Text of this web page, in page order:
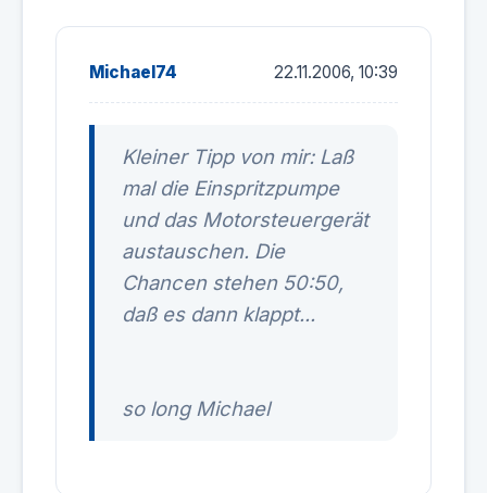
Michael74 22.11.2006, 10:39
Kleiner Tipp von mir: Laß
mal die Einspritzpumpe
und das Motorsteuergerät
austauschen. Die
Chancen stehen 50:50,
daß es dann klappt...
so long Michael